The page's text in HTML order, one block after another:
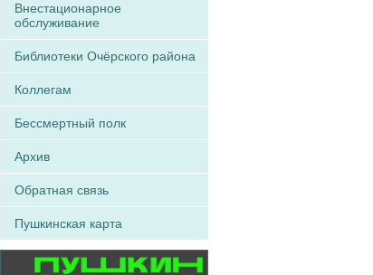
Внестационарное
обслуживание
Библиотеки Очёрского района
Коллегам
Бессмертный полк
Архив
Обратная связь
Пушкинская карта